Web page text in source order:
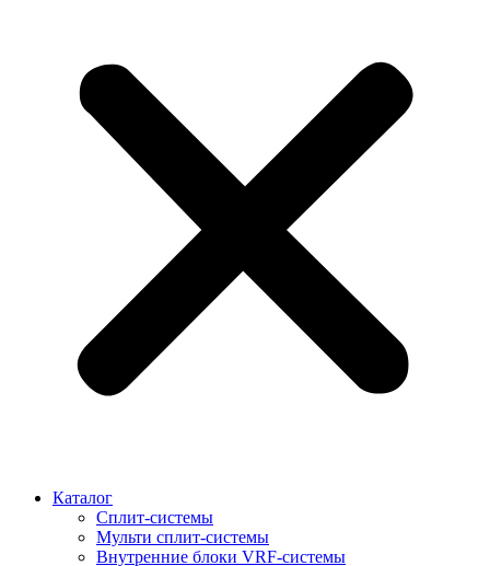
Каталог
Сплит-системы
Мульти сплит-системы
Внутренние блоки VRF-cистемы